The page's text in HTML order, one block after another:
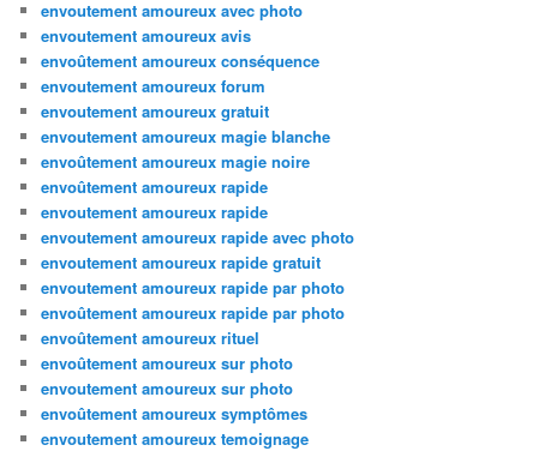
envoutement amoureux avec photo
envoutement amoureux avis
envoûtement amoureux conséquence
envoutement amoureux forum
envoutement amoureux gratuit
envoutement amoureux magie blanche
envoûtement amoureux magie noire
envoûtement amoureux rapide
envoutement amoureux rapide
envoutement amoureux rapide avec photo
envoutement amoureux rapide gratuit
envoutement amoureux rapide par photo
envoûtement amoureux rapide par photo
envoûtement amoureux rituel
envoûtement amoureux sur photo
envoutement amoureux sur photo
envoûtement amoureux symptômes
envoutement amoureux temoignage